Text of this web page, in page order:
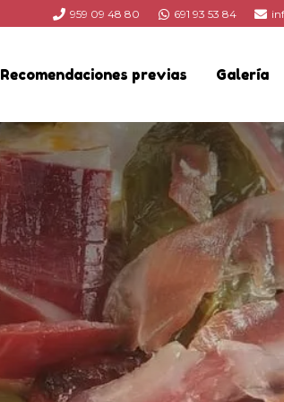
959 09 48 80 691 93 53 84
Recomendaciones previas Galería